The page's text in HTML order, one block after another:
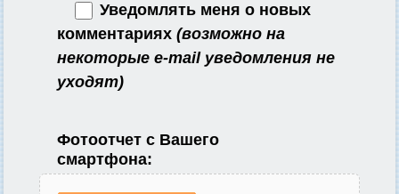
Уведомлять меня о новых
комментариях (возможно на
некоторые e-mail уведомления не
уходят)
Фотоотчет с Вашего
смартфона: